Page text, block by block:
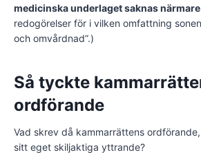
medicinska underlaget saknas
redogörelser för i vilken omfattning
och omvårdnad”.)
Så tyckte
ordförande
Vad skrev då kammarrättens
sitt eget skiljaktiga yttrande?